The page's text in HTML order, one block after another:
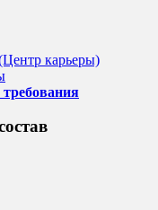
карьеры)